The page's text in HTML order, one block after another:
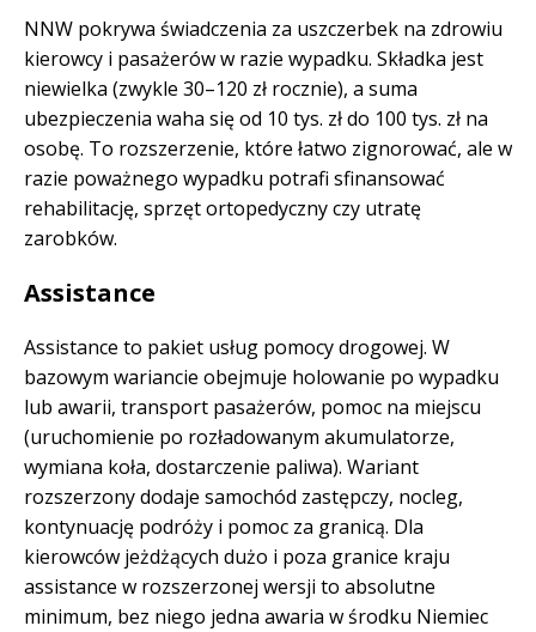
NNW pokrywa świadczenia za uszczerbek na zdrowiu
kierowcy i pasażerów w razie wypadku. Składka jest
niewielka (zwykle 30–120 zł rocznie), a suma
ubezpieczenia waha się od 10 tys. zł do 100 tys. zł na
osobę. To rozszerzenie, które łatwo zignorować, ale w
razie poważnego wypadku potrafi sfinansować
rehabilitację, sprzęt ortopedyczny czy utratę
zarobków.
Assistance
Assistance to pakiet usług pomocy drogowej. W
bazowym wariancie obejmuje holowanie po wypadku
lub awarii, transport pasażerów, pomoc na miejscu
(uruchomienie po rozładowanym akumulatorze,
wymiana koła, dostarczenie paliwa). Wariant
rozszerzony dodaje samochód zastępczy, nocleg,
kontynuację podróży i pomoc za granicą. Dla
kierowców jeżdżących dużo i poza granice kraju
assistance w rozszerzonej wersji to absolutne
minimum, bez niego jedna awaria w środku Niemiec